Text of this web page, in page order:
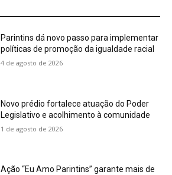
Parintins dá novo passo para implementar
políticas de promoção da igualdade racial
4 de agosto de 2026
Novo prédio fortalece atuação do Poder
Legislativo e acolhimento à comunidade
1 de agosto de 2026
Ação “Eu Amo Parintins” garante mais de